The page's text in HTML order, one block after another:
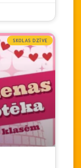
SKOLAS DZĪVE